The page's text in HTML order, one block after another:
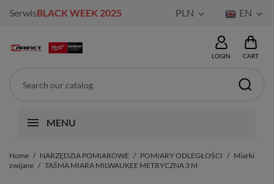
SerwisBLACK WEEK 2025 PLN  EN 
LOGIN CART
MENU
Home NARZĘDZIA POMIAROWE POMIARY ODLEGŁOŚCI
Miarki
zwijane
TAŚMA MIARA MILWAUKEE METRYCZNA 3 M